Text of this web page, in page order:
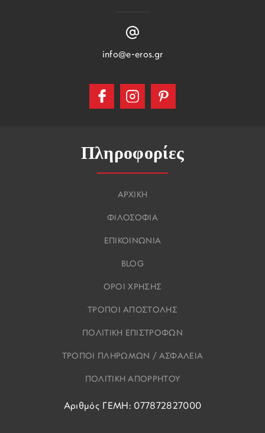
Πληροφορίες
ΑΡΧΙΚΗ
ΦΙΛΟΣΟΦΙΑ
ΕΠΙΚΟΙΝΩΝΙΑ
BLOG
ΟΡΟΙ ΧΡΗΣΗΣ
ΤΡΟΠΟΙ ΑΠΟΣΤΟΛΗΣ
ΠΟΛΙΤΙΚΗ ΕΠΙΣΤΡΟΦΩΝ
ΤΡΟΠΟΙ ΠΛΗΡΩΜΩΝ / ΑΣΦΑΛΕΙΑ
ΠΟΛΙΤΙΚΗ ΑΠΟΡΡΗΤΟΥ
Αριθμός ΓΕΜΗ: 077872827000
info@e-eros.gr